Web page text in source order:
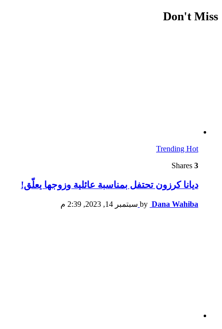
Don't Miss
Trending Hot
3
ديانا كرزون تحتفل بمناسبة عائلية وزوجها يعلّق!
by Dana Wahiba سبتمبر 14, 2023, 2:39 م